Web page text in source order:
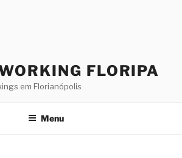
FLORIPA
em Florianópolis
Menu